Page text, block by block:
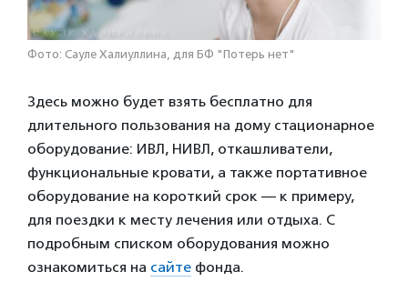
Фото: Сауле Халиуллина, для БФ "Потерь нет"
Здесь можно будет взять бесплатно для
длительного пользования на дому стационарное
оборудование: ИВЛ, НИВЛ, откашливатели,
функциональные кровати, а также портативное
оборудование на короткий срок — к примеру,
для поездки к месту лечения или отдыха. С
подробным списком оборудования можно
ознакомиться на сайте фонда.